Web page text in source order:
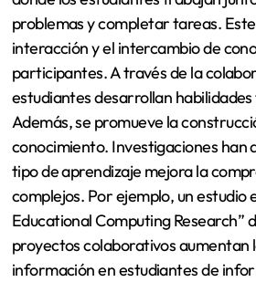
problemas y completar tareas.
interacción y el intercambio de
participantes. A través de la
estudiantes desarrollan habilidades
Además, se promueve la
conocimiento. Investigaciones han
tipo de aprendizaje mejora la
complejos. Por ejemplo, un estudio
Educational Computing Research”
proyectos colaborativos aumentan
información en estudiantes de